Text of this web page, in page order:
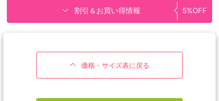
割引＆お買い得情報 5%OFF
価格・サイズ表に戻る